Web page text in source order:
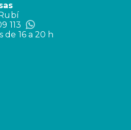
113
de 16 a 20 h